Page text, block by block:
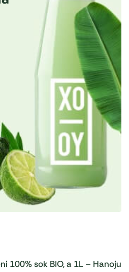
100% sok BIO, a 1L – Hanoju